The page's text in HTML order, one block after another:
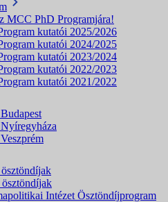
MCC PhD Programjára!
kutatói 2025/2026
kutatói 2024/2025
kutatói 2023/2024
kutatói 2022/2023
kutatói 2021/2022
Intézet Ösztöndíjprogram